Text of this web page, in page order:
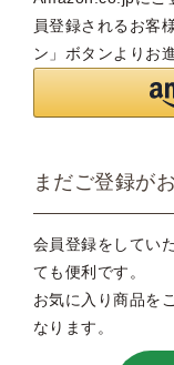
員登録されるお客
ン」ボタンよりお
まだご登録が
会員登録をしてい
ても便利です。
お気に入り商品を
なります。